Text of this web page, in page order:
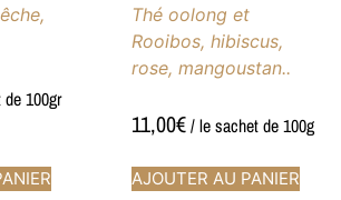
100gr
Thé oolong et
Rooibos, hibiscus,
rose, mangoustan..
11,00€/ le sachet de 100g
AJOUTER AU PANIER